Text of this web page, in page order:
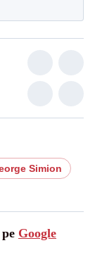
Simion
Google